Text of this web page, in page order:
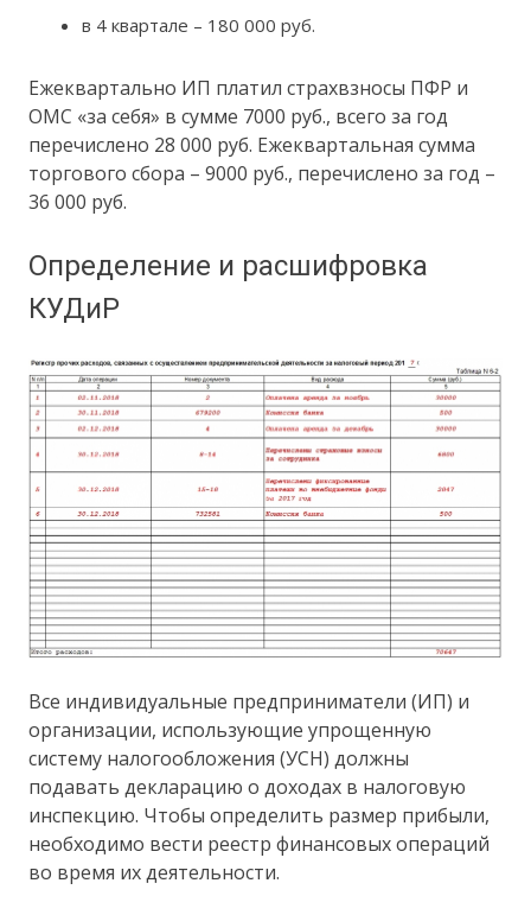
в 4 квартале – 180 000 руб.
Ежеквартально ИП платил страхвзносы ПФР и
ОМС «за себя» в сумме 7000 руб., всего за год
перечислено 28 000 руб. Ежеквартальная сумма
торгового сбора – 9000 руб., перечислено за год –
36 000 руб.
Определение и расшифровка
КУДиР
Все индивидуальные предприниматели (ИП) и
организации, использующие упрощенную
систему налогообложения (УСН) должны
подавать декларацию о доходах в налоговую
инспекцию. Чтобы определить размер прибыли,
необходимо вести реестр финансовых операций
во время их деятельности.